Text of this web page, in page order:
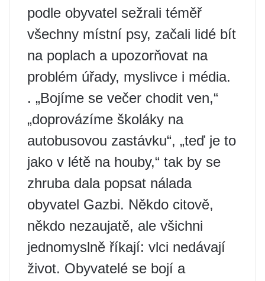
podle obyvatel sežrali téměř
všechny místní psy, začali lidé bít
na poplach a upozorňovat na
problém úřady, myslivce i média.
. „Bojíme se večer chodit ven,“
„doprovázíme školáky na
autobusovou zastávku“, „teď je to
jako v létě na houby,“ tak by se
zhruba dala popsat nálada
obyvatel Gazbi. Někdo citově,
někdo nezaujatě, ale všichni
jednomyslně říkají: vlci nedávají
život. Obyvatelé se bojí a